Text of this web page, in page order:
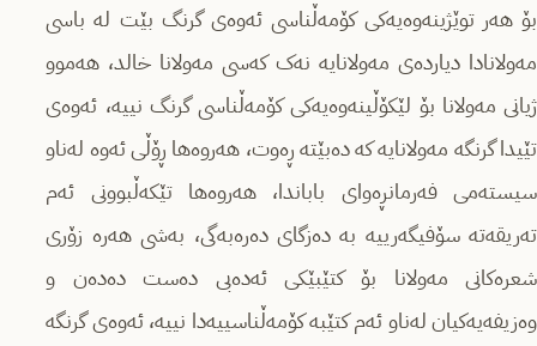
بۆ هەر توێژینەوەیەکى کۆمەڵناسى ئەوەى گرنگ بێت لە باسى
مەولانادا دیاردەى مەولانایە نەک کەسى مەولانا خالد، هەموو
ژیانى مەولانا بۆ لێکۆڵینەوەیەکى کۆمەڵناسى گرنگ نییە، ئەوەى
تێیدا گرنگە مەولانایە کە دەبێتە ڕەوت، هەروەها ڕۆڵى ئەوە لەناو
سیستەمى فەرمانڕەواى باباندا، هەروەها تێکەڵبوونى ئەم
تەریقەتە سۆفیگەرییە بە دەزگاى دەرەبەگى، بەشى هەرە زۆرى
شعرەکانى مەولانا بۆ کتێبێکى ئەدەبى دەست دەدەن و
وەزیفەیەکیان لەناو ئەم کتێبە کۆمەڵناسییەدا نییە، ئەوەى گرنگە